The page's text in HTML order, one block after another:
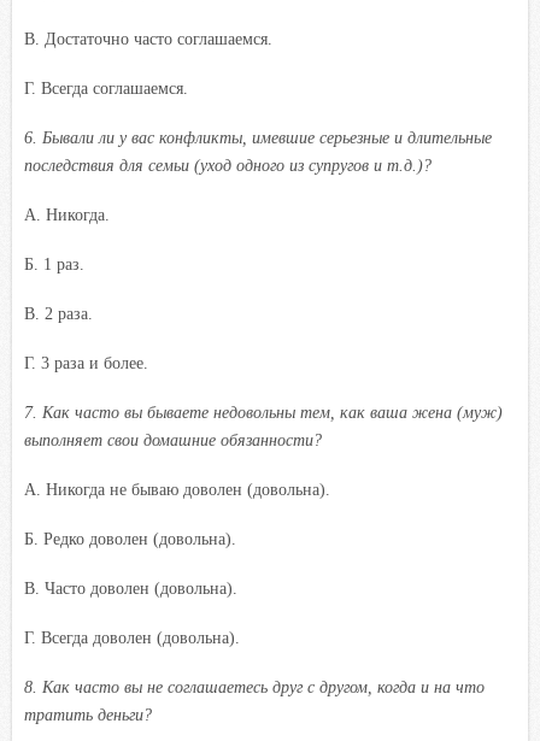
B. Достаточно часто соглашаемся.
Г. Всегда соглашаемся.
6. Бывали ли у вас конфликты, имевшие серьезные и длительные
последствия для семьи (уход одного из супругов и т.д.)?
A. Никогда.
Б. 1 раз.
B. 2 раза.
Г. 3 раза и более.
7. Как часто вы бываете недовольны тем, как ваша жена (муж)
выполняет свои домашние обязанности?
A. Никогда не бываю доволен (довольна).
Б. Редко доволен (довольна).
B. Часто доволен (довольна).
Г. Всегда доволен (довольна).
8. Как часто вы не соглашаетесь друг с другом, когда и на что
тратить деньги?